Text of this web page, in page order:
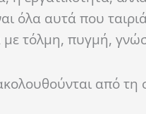
όλα αυτά που
τόλμη, πυγμή,
από τη